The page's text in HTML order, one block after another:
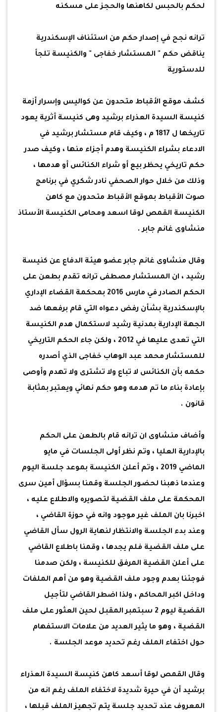
لحكم بالحبس لكاهنها والحجز على مسكنه
ترانه نجح في إصدار حكم من استئناف الإسكندرية
يناقض حكم " المستشار خفاجى " والكنيسة تلجأ
للدستورية
كشف موقع الأقباط متحدون عن كواليس وإسرار أزمة
كنيسة السيدة العذراء برشيد وهى كنيسة أثرية يعود
تاريخها ل 1817 م ، وكيف قام مستشار برشيد في
الادعاء بشراء الكنيسة وهدم أجزاء منها ، وكيف صدر
حكم تاريخي يحظر بيع أو شراء الكنائس أو هدمها ،
وذلك من خلال حوار الصحفي نادر شكري في برنامج
صوت الأقباط بموقع الأقباط متحدون مع كاهن
الكنيسة القمص لوقا اسعد ومحامى الكنيسة الأستاذ
منشاوى غانم جابر .
وقال منشاوى غانم جابر عضو هيئة الدفاع عن كنيسة
رشيد ، ان المستشار مصطفى ترانه تقدم بطعن على
الحكم الصادر في مارس 2016 بمحكمة القضاء الإداري
بالإسكندرية بشأن رفض دعواه التي قام برفعها ضد
الجهة الإدارية بمدنية رشيد لاستكمال هدم الكنيسة
التي تعدى عليها في 2012 ، ولكن جاء الحكم التاريخي
للمستشار محمد عبد الوهاب خفاجى الذي أصدره
حكمه بأن الكنائس لا تباع ولا تشترى ولا تهدم وأوصى
بإعادة بناء ما تم هدمه وهو حكم نهائي ويعتبر بمثابة
قانون .
وأضاف منشاوى ان ترانه قام بالطعن على الحكم
بالإدارية العليا ، وتم نظر أولى الجلسات في مايو
الماضي 2019 ، وتم أعلن الكنيسة بموعد جلسة اليوم
وعندما ذهبنا لحضور الجلسة وقمنا بسؤال أمين سرى
المحكمة على ملف القضية لتصويره والاطلاع عليه ،
اخبرنا بان الملف غير موجود وانه في حوزة القاضي ،
وعند بدء الجلسة والانتظار لنهاية الرول سأل القاضي
على ملف القضية فلم يجدها ، وقمنا باطلاع القاضي
على أعلن القضية المرفق للكنيسة ، ولكن صدمنا
فوجئنا بعدم وجود ملف القضية وهو من أهم الملفات
وداخل اكبر المحاكم ، ولذا اضطر القاضي لتأجيل
القضية ليوم 2 سبتمبر المقبل لحين العثور على ملف
القضية ، وهو ما يثير العديد من علامات الاستفهام
حول اختفاء الملف رغم تحديد موعد الجلسة .
وقال القمص لوقا أسعد كاهن كنيسة السيدة العذراء
برشيد أن في حيرة شديدة لاختفاء الملف رغم انه من
المعروف عند تحديد جلسة يتم تجهيز الملف قبلها ،